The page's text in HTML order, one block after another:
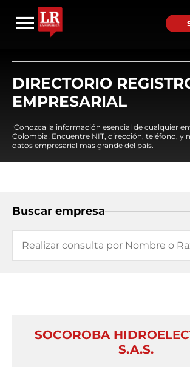
DIRECTORIO
EMPRESARIAL
¡Conozca la información esencial de cualquier
Colombia! Encuentre NIT, dirección, teléfono, y
datos empresarial mas grande del país.
Buscar empresa
SOCOROBA
S.A.S.